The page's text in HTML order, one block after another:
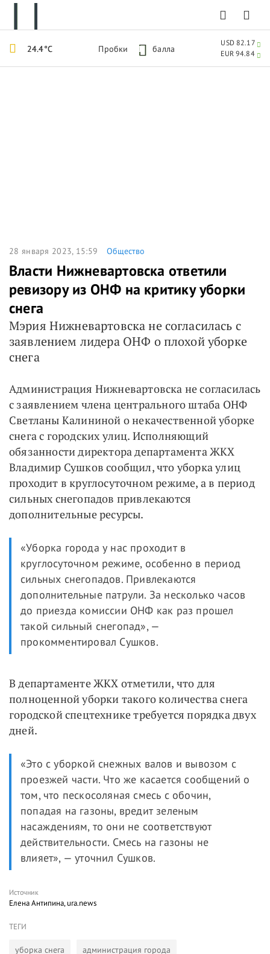
28 января 2023, 15:59 Общество
Власти Нижневартовска ответили
ревизору из ОНФ на критику уборки
снега
Мэрия Нижневартовска не согласилась с
заявлением лидера ОНФ о плохой уборке
снега
Администрация Нижневартовска не согласилась
с заявлением члена центрального штаба ОНФ
Светланы Калининой о некачественной уборке
снега с городских улиц. Исполняющий
обязанности директора департамента ЖКХ
Владимир Сушков сообщил, что уборка улиц
проходит в круглосуточном режиме, а в период
сильных снегопадов привлекаются
дополнительные ресурсы.
«Уборка города у нас проходит в
круглосуточном режиме, особенно в период
сильных снегопадов. Привлекаются
дополнительные патрули. За несколько часов
до приезда комиссии ОНФ как раз прошел
такой сильный снегопад», —
прокомментировал Сушков.
В департаменте ЖКХ отметили, что для
полноценной уборки такого количества снега
городской спецтехнике требуется порядка двух
дней.
«Это с уборкой снежных валов и вывозом с
проезжей части. Что же касается сообщений о
том, что пескосоляная смесь с обочин,
попадая на газоны, вредит зеленым
насаждениям, то они не соответствуют
действительности. Смесь на газоны не
влияет», — уточнил Сушков.
ТЕГИ
уборка снега администрация города
Источник
Елена Антипина, ura.news
24.4°C Пробки 1 балла
USD 82.17
EUR 94.84